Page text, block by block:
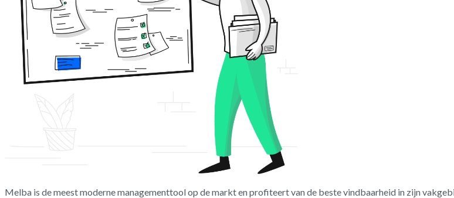
Melba is de meest moderne managementtool op de markt en profiteert van de beste vindbaarheid in zijn